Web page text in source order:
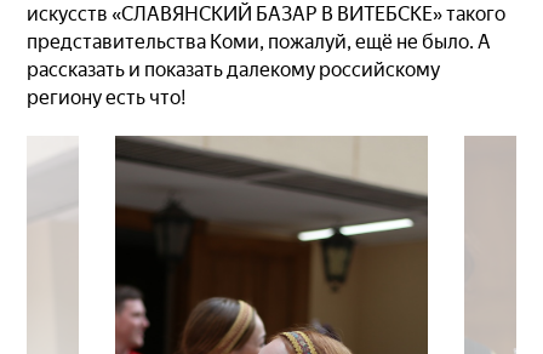
искусств «СЛАВЯНСКИЙ БАЗАР В ВИТЕБСКЕ» такого
представительства Коми, пожалуй, ещё не было. А
рассказать и показать далекому российскому
региону есть что!